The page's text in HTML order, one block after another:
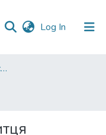
Log In (current)
01. Кваліфікаційні випускні роботи здобувачів вищої освіти